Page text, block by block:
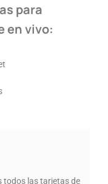
para
en vivo:
todos las tarjetas de